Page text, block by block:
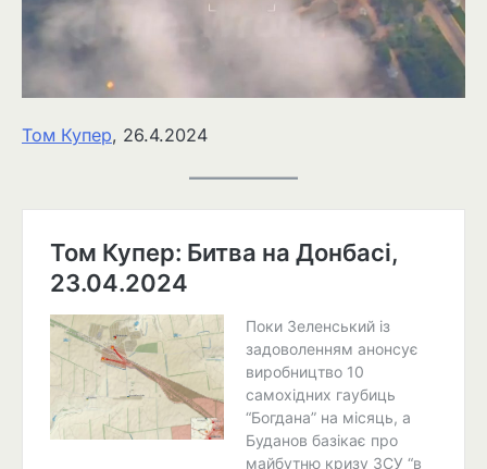
Том Купер, 26.4.2024